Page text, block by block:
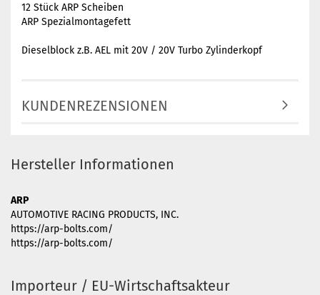
12 Stück ARP Scheiben
ARP Spezialmontagefett
Dieselblock z.B. AEL mit 20V / 20V Turbo Zylinderkopf
KUNDENREZENSIONEN
Hersteller Informationen
ARP
AUTOMOTIVE RACING PRODUCTS, INC.
https://arp-bolts.com/
https://arp-bolts.com/
Importeur / EU-Wirtschaftsakteur